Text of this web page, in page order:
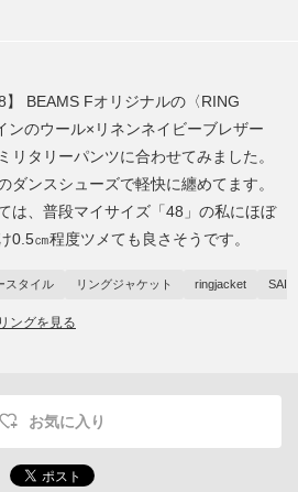
】 BEAMS Fオリジナルの〈RING
ンのウール×リネンネイビーブレザー
リタリーパンツに合わせてみました。
ダンスシューズで軽快に纏めてます。
は、普段マイサイズ「48」の私にほぼ
0.5㎝程度ツメても良さそうです。
スタイル リングジャケット ringjacket
ングを見る
お気に入り